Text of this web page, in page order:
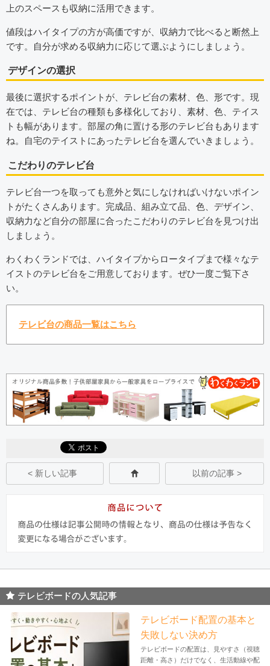
上のスペースも収納に活用できます。
値段はハイタイプの方が高価ですが、収納力で比べると断然上
です。自分が求める収納力に応じて選ぶようにしましょう。
デザインの選択
最後に選択するポイントが、テレビ台の素材、色、形です。現
在では、テレビ台の種類も多様化しており、素材、色、テイス
トも幅があります。部屋の角に置ける形のテレビ台もあります
ね。自宅のテイストにあったテレビ台を選んでいきましょう。
こだわりのテレビ台
テレビ台一つを取っても意外と気にしなければいけないポイン
トがたくさんあります。完成品、組み立て品、色、デザイン、
収納力など自分の部屋に合ったこだわりのテレビ台を見つけ出
しましょう。
わくわくランドでは、ハイタイプからロータイプまで様々なテ
イストのテレビ台をご用意しております。ぜひ一度ご覧下さ
い。
テレビ台の商品一覧はこちら
< 新しい記事 以前の記事 >
テレビボードの人気記事
テレビボード配置の基本と
失敗しない決め方
テレビボードの配置は、見やすさ（視聴
距離・高さ）だけでなく、生活動線や配